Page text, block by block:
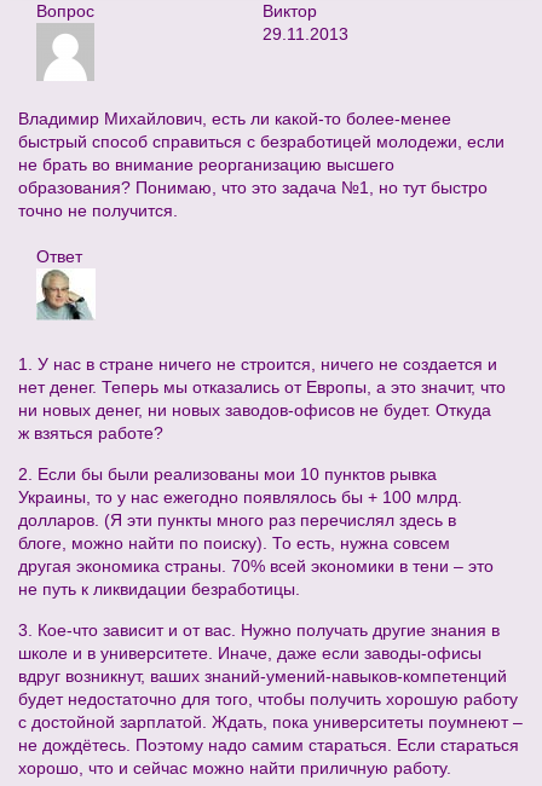
Вопрос
Виктор
29.11.2013
Владимир Михайлович, есть ли какой-то более-менее
быстрый способ справиться с безработицей молодежи, если
не брать во внимание реорганизацию высшего
образования? Понимаю, что это задача №1, но тут быстро
точно не получится.
Ответ
1. У нас в стране ничего не строится, ничего не создается и
нет денег. Теперь мы отказались от Европы, а это значит, что
ни новых денег, ни новых заводов-офисов не будет. Откуда
ж взяться работе?
2. Если бы были реализованы мои 10 пунктов рывка
Украины, то у нас ежегодно появлялось бы + 100 млрд.
долларов. (Я эти пункты много раз перечислял здесь в
блоге, можно найти по поиску). То есть, нужна совсем
другая экономика страны. 70% всей экономики в тени – это
не путь к ликвидации безработицы.
3. Кое-что зависит и от вас. Нужно получать другие знания в
школе и в университете. Иначе, даже если заводы-офисы
вдруг возникнут, ваших знаний-умений-навыков-компетенций
будет недостаточно для того, чтобы получить хорошую работу
с достойной зарплатой. Ждать, пока университеты поумнеют –
не дождётесь. Поэтому надо самим стараться. Если стараться
хорошо, что и сейчас можно найти приличную работу.